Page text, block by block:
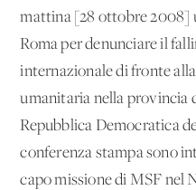
mattina [28 ottobre 2008]
Roma per denunciare il
internazionale di fronte
umanitaria nella provincia
Repubblica Democratica
conferenza stampa sono
capo missione di MSF nel